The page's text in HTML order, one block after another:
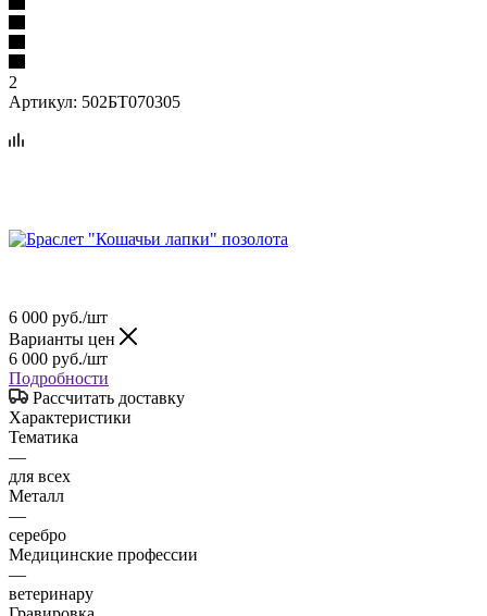
2
Артикул: 502БТ070305
6 000 руб./шт
Варианты цен
6 000 руб./шт
Подробности
Рассчитать доставку
Характеристики
Тематика
—
для всех
Металл
—
серебро
Медицинские профессии
—
ветеринару